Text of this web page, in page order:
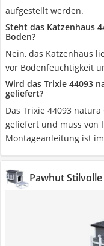
aufgestellt werden.
Steht das Katzenhaus
Boden?
Nein, das Katzenhaus
vor Bodenfeuchtigkeit
Wird das Trixie 44093
geliefert?
Das Trixie 44093
geliefert und muss von
Montageanleitung ist
Pawhut